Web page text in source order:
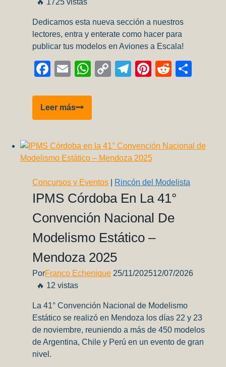
Dedicamos esta nueva sección a nuestros
lectores, entra y enterate como hacer para
publicar tus modelos en Aviones a Escala!
Facebook
EmailWhatsApp
CopyTelegram
Pinterest
Reddit
Leer másGalería
de
Mirage
IIIC
Concursos y Eventos Rincón del Modelista
IPMS Córdoba En La 41°
Convención Nacional De
Modelismo Estático –
Mendoza 2025
PorFranco Echenique 25/11/202512/07/2026
🔥 12 vistas
La 41° Convención Nacional de Modelismo
Estático se realizó en Mendoza los días 22 y 23
de noviembre, reuniendo a más de 450 modelos
de Argentina, Chile y Perú en un evento de gran
nivel.